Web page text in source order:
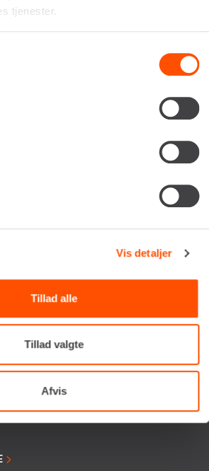
tjenester.
Vis detaljer
Tillad alle
Tillad valgte
Afvis
invitationer, tips og tricks m.m.